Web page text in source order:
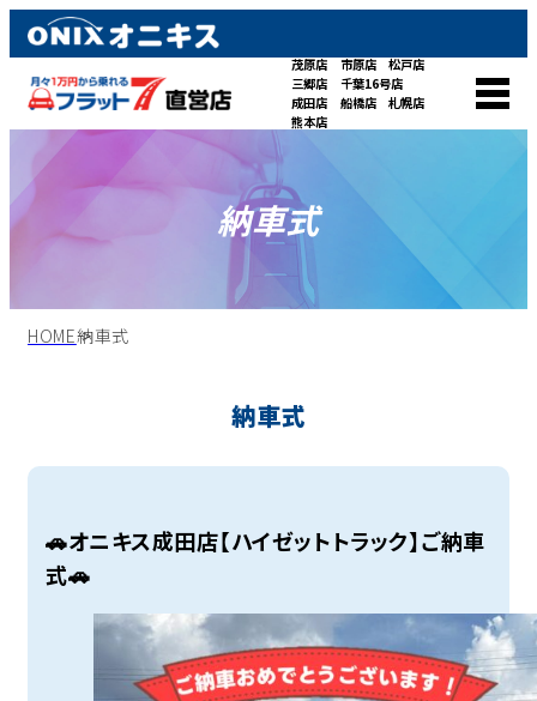
茂原店 市原店
松戸店
三郷店
千葉16号店
成田店
船橋店
札幌店
熊本店
納車式
HOME納車式
納車式
🚗オニキス成田店【ハイゼットトラック】ご納車
式🚗